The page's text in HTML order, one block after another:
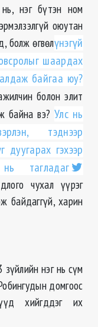
нэг бүтэн ном
оюутан
болж өгвөлүнэгүй
шаардах
байгаа юу?
болон элит
байна вэ?Улс нь
тэднээр
дуугарах гэхээр
тагладаг
чухал үүрэг
байдаггүй, харин
зүйлийн нэг нь сүм
домгоос
хийгддэг их